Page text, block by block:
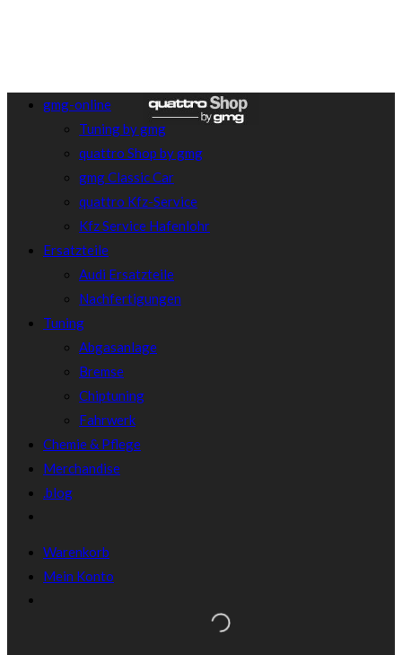
gmg-online
Tuning by gmg
quattro Shop by gmg
gmg Classic Car
quattro Kfz-Service
Kfz Service Hafenlohr
Ersatzteile
Audi Ersatzteile
Nachfertigungen
Tuning
Abgasanlage
Bremse
Chiptuning
Fahrwerk
Chemie & Pflege
Merchandise
.blog
Warenkorb
Mein Konto